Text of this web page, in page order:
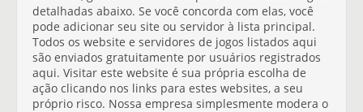
detalhadas abaixo. Se você concorda com elas, você
pode adicionar seu site ou servidor à lista principal.
Todos os website e servidores de jogos listados aqui
são enviados gratuitamente por usuários registrados
aqui. Visitar este website é sua própria escolha de
ação clicando nos links para estes websites, a seu
próprio risco. Nossa empresa simplesmente modera o